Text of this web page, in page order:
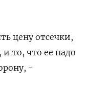
цену отсечки,
то, что ее надо
-